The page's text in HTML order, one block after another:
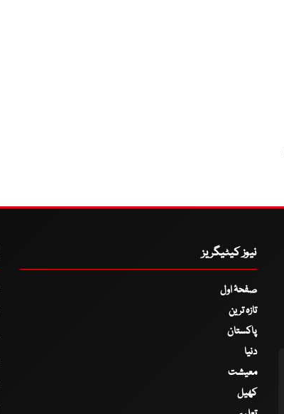
نیوز کیٹیگریز
صفحۂ اول
تازہ ترین
پاکستان
دنیا
معیشت
کھیل